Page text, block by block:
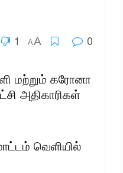
1 AA 0
மற்றும் கரோனா
அதிகாரிகள்
வெளியில்